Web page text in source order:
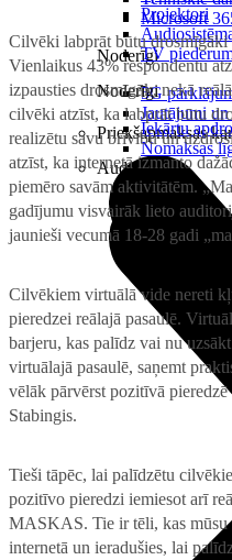
Microsoft
Noderīgi
5G
Jautājumi
Priekšapmaksas
Projektori
TV
Noderīgi
Iekārtu
Nomaksas
Audio
Cilvēki labprāt būtu drosmīgāki
Vienlaikus 43% respondentu
izpausties drosmīgāk, nekā
cilvēki atzīst, ka labprāt būtu
realizētu savu brīvību un
atzīst, ka internetā izmanto
piemēro savām aktivitātēm.
gadījumu visvairāk lieto
jaunieši vecumā 18-28 gadi
Cilvēkiem virtuālā vide nereti
pieredzei reālajā pasaulē.
barjeru, kas palīdz vai nu
virtuālajā pasaulē, saņemt
vēlāk pārvērst pozitīvā pieredzē
Stabingis.
Tieši tāpēc, lai palīdzētu
pozitīvo pieredzi iemiesot arī
MASKAS. Tie ir tēli, kas mūsu
internetā un ieradušies, lai